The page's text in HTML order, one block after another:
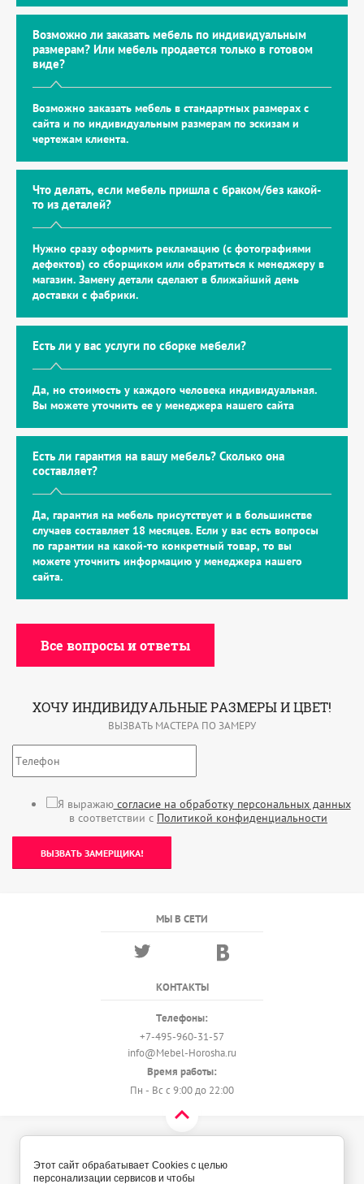
Возможно ли заказать мебель по индивидуальным
размерам? Или мебель продается только в готовом
виде?
Возможно заказать мебель в стандартных размерах с
сайта и по индивидуальным размерам по эскизам и
чертежам клиента.
Что делать, если мебель пришла с браком/без какой-
то из деталей?
Нужно сразу оформить рекламацию (с фотографиями
дефектов) со сборщиком или обратиться к менеджеру в
магазин. Замену детали сделают в ближайший день
доставки с фабрики.
Есть ли у вас услуги по сборке мебели?
Да, но стоимость у каждого человека индивидуальная.
Вы можете уточнить ее у менеджера нашего сайта
Есть ли гарантия на вашу мебель? Сколько она
составляет?
Да, гарантия на мебель присутствует и в большинстве
случаев составляет 18 месяцев. Если у вас есть вопросы
по гарантии на какой-то конкретный товар, то вы
можете уточнить информацию у менеджера нашего
сайта.
Все вопросы и ответы
ХОЧУ ИНДИВИДУАЛЬНЫЕ РАЗМЕРЫ И ЦВЕТ!
ВЫЗВАТЬ МАСТЕРА ПО ЗАМЕРУ
Я выражаюсогласие на обработку персональных данных
в соответствии с Политикой конфиденциальности
ВЫЗВАТЬ ЗАМЕРЩИКА!
МЫ В СЕТИ
КОНТАКТЫ
Телефоны:
+7-495-960-31-57
info@Mebel-Horosha.ru
Время работы:
Пн - Вс с 9:00 до 22:00
Политика конфиденциальности
Этот сайт обрабатывает Cookies с целью
персонализации сервисов и чтобы